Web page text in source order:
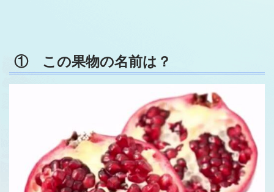
① この果物の名前は？